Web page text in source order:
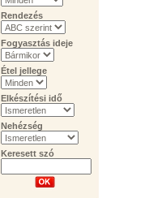
Rendezés
Fogyasztás ideje
Étel jellege
Elkészítési idő
Nehézség
Keresett szó